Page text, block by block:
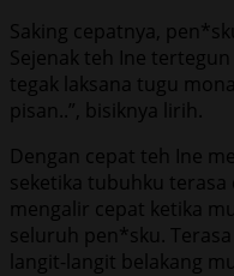
Saking cepatnya,
Sejenak teh Ine
tegak laksana tugu
pisan..”, bisiknya lirih.
Dengan cepat teh Ine
seketika tubuhku
mengalir cepat ketika
seluruh pen*sku.
langit-langit belakang